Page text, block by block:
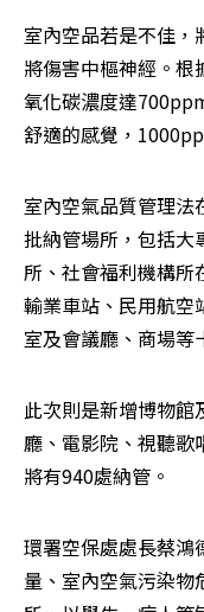
室內空品若是不佳，
將傷害中樞神經。
氧化碳濃度達
舒適的感覺，
室內空氣品質管理
批納管場所，包括大
所、社會福利機構所
輸業車站、民用航空
室及會議廳、商場等
此次則是新增博物
廳、電影院、視聽歌
將有940處納管。
環署空保處處長蔡鴻
量、室內空氣污染物